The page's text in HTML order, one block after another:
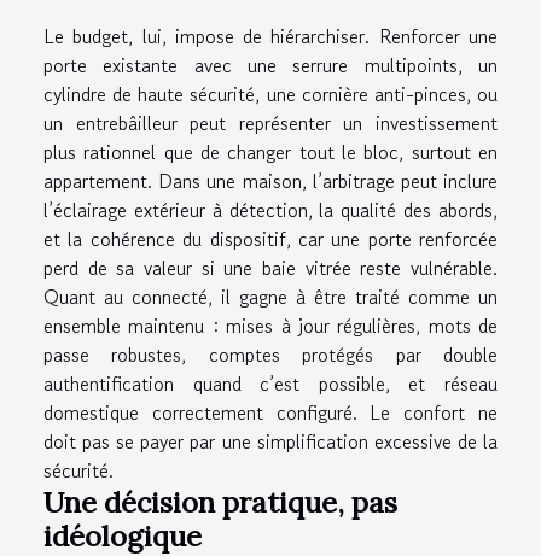
Le budget, lui, impose de hiérarchiser. Renforcer une
porte existante avec une serrure multipoints, un
cylindre de haute sécurité, une cornière anti-pinces, ou
un entrebâilleur peut représenter un investissement
plus rationnel que de changer tout le bloc, surtout en
appartement. Dans une maison, l’arbitrage peut inclure
l’éclairage extérieur à détection, la qualité des abords,
et la cohérence du dispositif, car une porte renforcée
perd de sa valeur si une baie vitrée reste vulnérable.
Quant au connecté, il gagne à être traité comme un
ensemble maintenu : mises à jour régulières, mots de
passe robustes, comptes protégés par double
authentification quand c’est possible, et réseau
domestique correctement configuré. Le confort ne
doit pas se payer par une simplification excessive de la
sécurité.
Une décision pratique, pas
idéologique